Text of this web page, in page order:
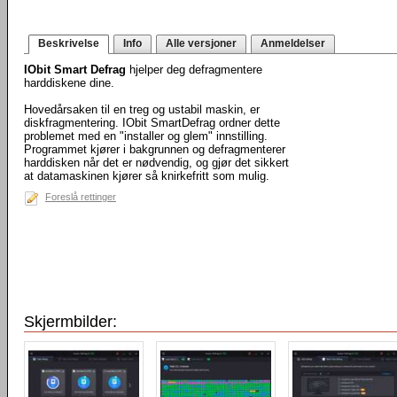
Beskrivelse Info Alle versjoner Anmeldelser
IObit Smart Defrag hjelper deg defragmentere
harddiskene dine.
Hovedårsaken til en treg og ustabil maskin, er
diskfragmentering. IObit SmartDefrag ordner dette
problemet med en "installer og glem" innstilling.
Programmet kjører i bakgrunnen og defragmenterer
harddisken når det er nødvendig, og gjør det sikkert
at datamaskinen kjører så knirkefritt som mulig.
Foreslå rettinger
Skjermbilder: